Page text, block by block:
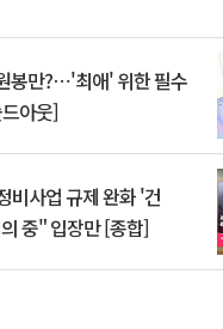
봉만?⋯'최애' 위한 필수
아웃]
비사업 규제 완화 '건
중" 입장만 [종합]